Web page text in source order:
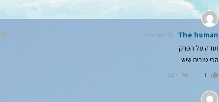
The human 4 שנים לפני
תודה על הפרק
הכי טובים שיש
1 הגב